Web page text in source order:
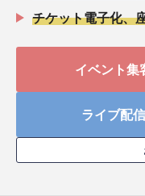
チケット電子化、
イベント集
ライブ配